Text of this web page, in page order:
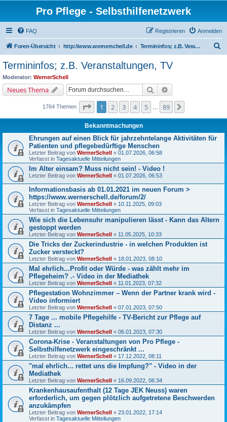
Pro Pflege - Selbsthilfenetzwerk
FAQ Anmelden
Registrieren
Foren-Übersicht http://www.wernerschell.de Termininfos; z.B. Veranstaltungen, TV
Termininfos; z.B. Veranstaltungen, TV
Moderator: WernerSchell
Neues Thema Suche
1764 Themen Seite von
1 2 3 4 5 89
Bekanntmachungen
Ehrungen auf einen Blick für jahrzehntelange Aktivitäten für
Patienten und pflegebedürftige Menschen
Letzter Beitrag von WernerSchell « 01.07.2026, 06:58
Verfasst in Tagesaktuelle Mitteilungen
Im Alter einsam? Muss nicht sein! - Video !
Letzter Beitrag von WernerSchell « 01.07.2026, 06:53
Informationsbasis ab 01.01.2021 im neuen Forum >
https://www.wernerschell.de/forum/2/
Letzter Beitrag von WernerSchell « 10.11.2025, 09:03
Verfasst in Tagesaktuelle Mitteilungen
Wie sich die Lebensuhr manipulieren lässt - Kann das Altern
gestoppt werden
Letzter Beitrag von WernerSchell « 11.05.2025, 10:33
Die Tricks der Zuckerindustrie - in welchen Produkten ist
Zucker versteckt?
Letzter Beitrag von WernerSchell « 18.01.2023, 08:10
Mal ehrlich...Profit oder Würde - was zählt mehr im
Pflegeheim? .- Video in der Mediathek
Letzter Beitrag von WernerSchell « 11.01.2023, 07:32
Pflegestation Wohnzimmer – Wenn der Partner krank wird -
Video informiert
Letzter Beitrag von WernerSchell « 07.01.2023, 07:50
7 Tage ... mobile Pflegehilfe - TV-Bericht zur Pflege auf
Distanz ...
Letzter Beitrag von WernerSchell « 06.01.2023, 07:30
Corona-Krise - Veranstaltungen von Pro Pflege -
Selbsthilfenetzwerk eingeschränkt ...
Letzter Beitrag von WernerSchell « 17.12.2022, 08:11
"mal ehrlich... rettet uns die Impfung?" - Video in der
Mediathek
Letzter Beitrag von WernerSchell « 16.09.2022, 06:34
Krankenhausaufenthalt (12 Tage JEK Neuss) waren
erforderlich, um gegen plötzlich aufgetretene Beschwerden
anzukämpfen
Letzter Beitrag von WernerSchell « 23.01.2022, 17:14
Verfasst in Tagesaktuelle Mitteilungen